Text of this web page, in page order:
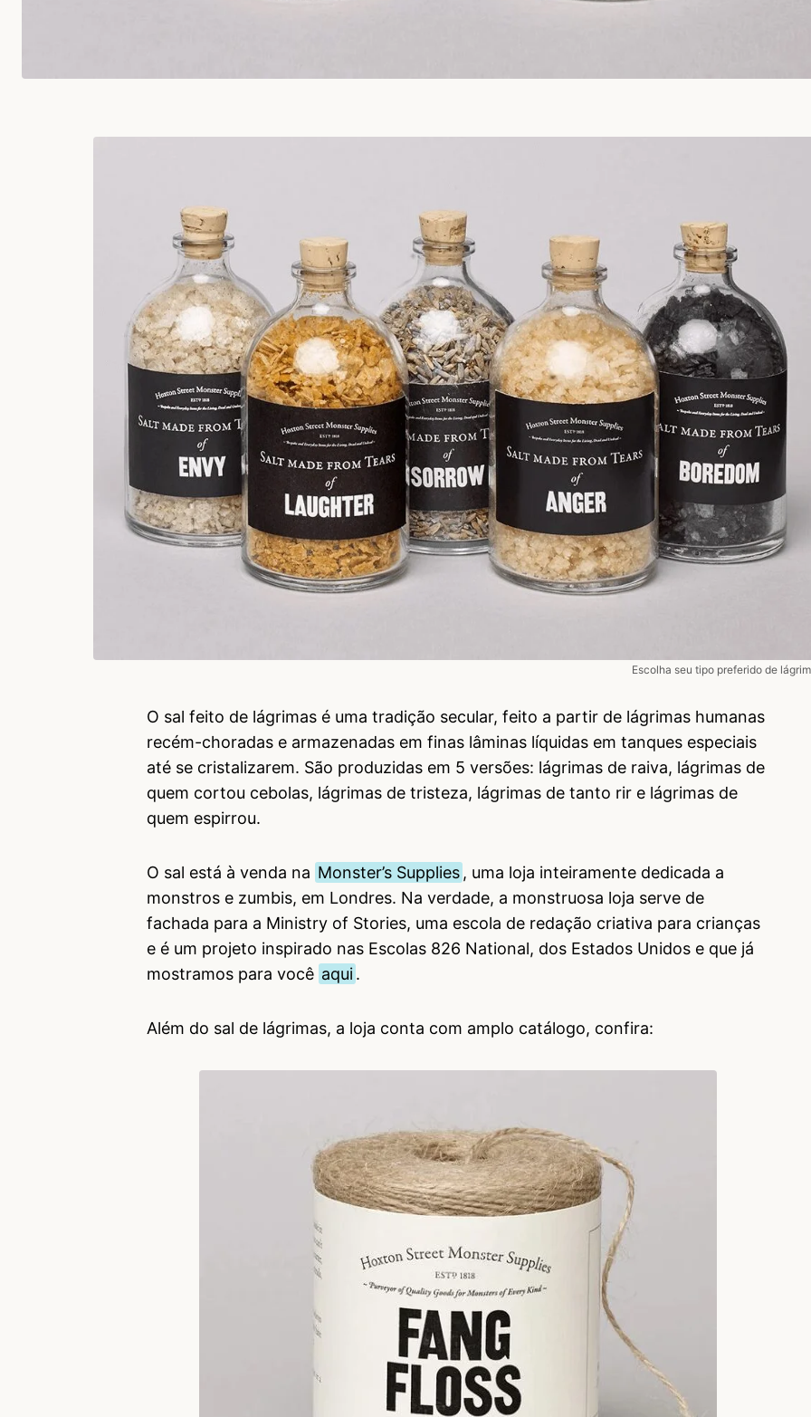
Escolha seu tipo preferido de
O sal feito de lágrimas é uma tradição secular, feito a partir de lágrimas humanas
recém-choradas e armazenadas em finas lâminas líquidas em tanques especiais
até se cristalizarem. São produzidas em 5 versões: lágrimas de raiva, lágrimas de
quem cortou cebolas, lágrimas de tristeza, lágrimas de tanto rir e lágrimas de
quem espirrou.
O sal está à venda na Monster’s Supplies , uma loja inteiramente dedicada a
monstros e zumbis, em Londres. Na verdade, a monstruosa loja serve de
fachada para a Ministry of Stories, uma escola de redação criativa para crianças
e é um projeto inspirado nas Escolas 826 National, dos Estados Unidos e que já
mostramos para você aqui.
Além do sal de lágrimas, a loja conta com amplo catálogo, confira: